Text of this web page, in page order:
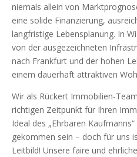
niemals allein von
eine solide Finanzierung,
langfristige Lebensplanung. In
von der ausgezeichneten
nach Frankfurt und der hohen
einem dauerhaft attraktiven
Wir als Rückert Immobilien-
richtigen Zeitpunkt für Ihren
Ideal des „Ehrbaren
gekommen sein – doch für uns
Leitbild! Unsere faire und